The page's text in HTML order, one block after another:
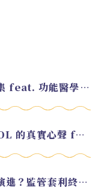
EP.220 好久不見！2026 試錄集 feat. 功能醫學營養師 美寶
EP.219 從銀行高管轉職幣圈 KOL 的真實心聲 feat.龜大
EP.217 美元穩定幣未來會如何演進？監管套利終將收斂？feat. 研究員 余哲安